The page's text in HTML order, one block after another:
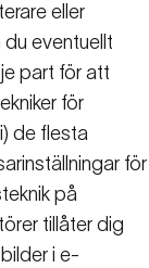
eller
du eventuellt
part för att
för
de flesta
för
på
tillåter dig
i e-